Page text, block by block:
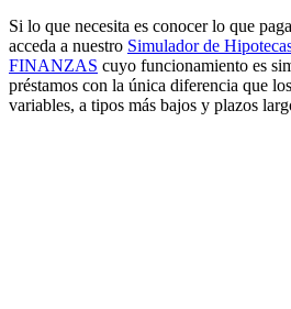
Si lo que necesita es conocer lo que
acceda a nuestro Simulador de
FINANZAS cuyo funcionamiento es
préstamos con la única diferencia que
variables, a tipos más bajos y plazos